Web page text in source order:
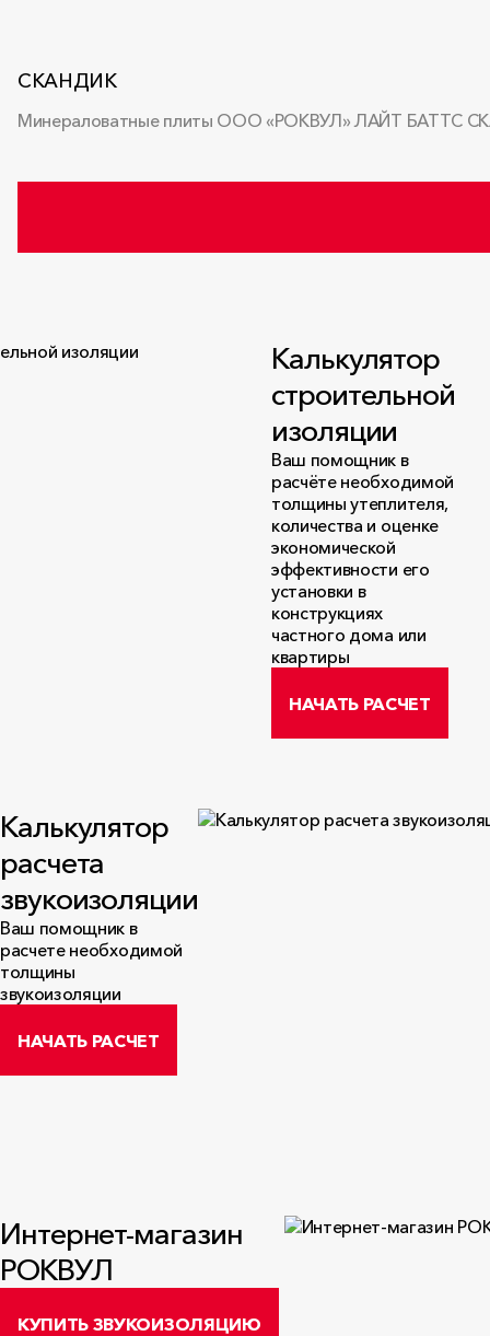
СКАНДИК
Минераловатные плиты ООО «РОКВУЛ» ЛАЙТ БАТТС
Калькулятор
строительной
изоляции
Ваш помощник в
расчёте необходимой
толщины утеплителя,
количества и оценке
экономической
эффективности его
установки в
конструкциях
частного дома или
квартиры
НАЧАТЬ РАСЧЕТ
Калькулятор
расчета
звукоизоляции
Ваш помощник в
расчете необходимой
толщины
звукоизоляции
НАЧАТЬ РАСЧЕТ
Интернет-магазин
РОКВУЛ
КУПИТЬ ЗВУКОИЗОЛЯЦИЮ